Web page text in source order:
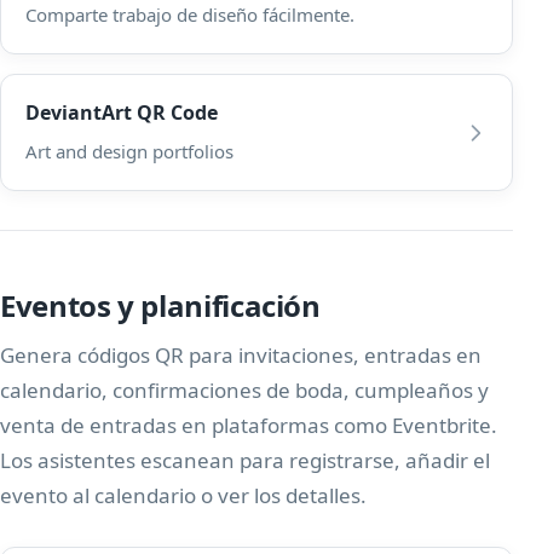
Comparte trabajo de diseño fácilmente.
DeviantArt QR Code
Art and design portfolios
Eventos y planificación
Genera códigos QR para invitaciones, entradas en
calendario, confirmaciones de boda, cumpleaños y
venta de entradas en plataformas como Eventbrite.
Los asistentes escanean para registrarse, añadir el
evento al calendario o ver los detalles.